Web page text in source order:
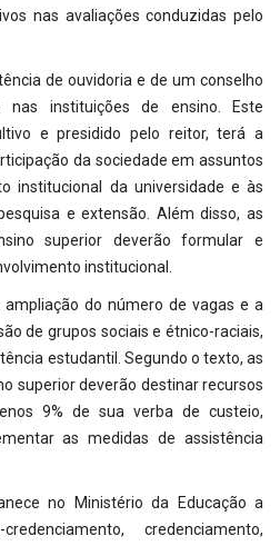
nas avaliações conduzidas pelo
de ouvidoria e de um conselho
nas instituições de ensino. Este
e presidido pelo reitor, terá a
da sociedade em assuntos
institucional da universidade e às
e extensão. Além disso, as
superior deverão formular e
institucional.
do número de vagas e a
de grupos sociais e étnico-raciais,
estudantil. Segundo o texto, as
superior deverão destinar recursos
9% de sua verba de custeio,
as medidas de assistência
no Ministério da Educação a
credenciamento,